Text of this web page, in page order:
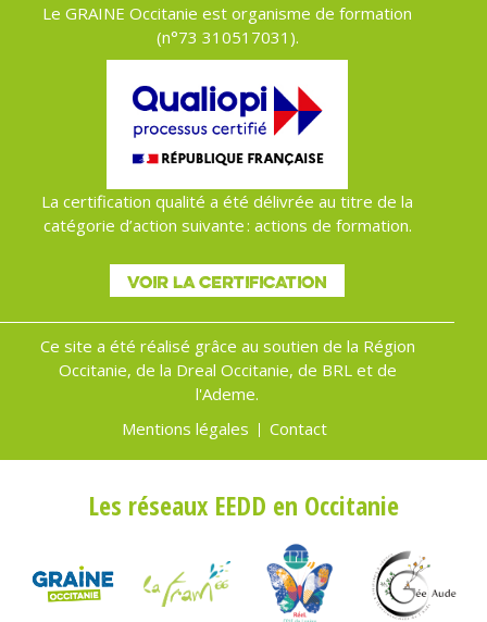
Le GRAINE Occitanie est organisme de formation
(n°73 310517031).
La certification qualité a été délivrée au titre de la
catégorie d’action suivante : actions de formation.
VOIR LA CERTIFICATION
Ce site a été réalisé grâce au soutien de la Région
Occitanie, de la Dreal Occitanie, de BRL et de
l'Ademe.
Menu
Mentions légales Contact
Les réseaux EEDD en Occitanie